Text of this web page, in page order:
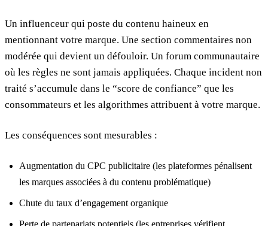
Un influenceur qui poste du contenu haineux en
mentionnant votre marque. Une section commentaires non
modérée qui devient un défouloir. Un forum communautaire
où les règles ne sont jamais appliquées. Chaque incident non
traité s’accumule dans le “score de confiance” que les
consommateurs et les algorithmes attribuent à votre marque.
Les conséquences sont mesurables :
Augmentation du CPC publicitaire (les plateformes pénalisent
les marques associées à du contenu problématique)
Chute du taux d’engagement organique